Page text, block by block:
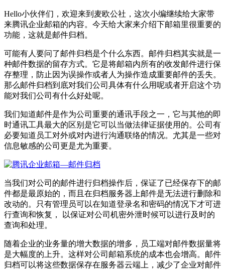
Hello小伙伴们，欢迎来到麦欧公社，这次小编继续给大家带
来腾讯企业邮箱的内容。今天给大家来介绍下邮箱里很重要的
功能，这就是邮件归档。
可能有人要问了邮件归档是个什么东西。邮件归档其实就是一
种邮件数据的留存方式。它是将邮箱内所有的收发邮件进行保
存整理，防止因为误操作或者人为操作造成重要邮件的丢失。
那么邮件归档到底对我们公司具体有什么用呢或者开启这个功
能对我们公司有什么好处呢。
我们知道邮件是作为公司重要的通讯手段之一，它与其他的即
时通讯工具最大的区别是它可以当做法律证据使用的。公司有
必要知道员工对外或对内进行沟通联络的情况。尤其是一些对
信息敏感的公司更是尤为重要。
当我们对公司的邮件进行归档操作后，保证了已经保存下的邮
件都是最原始的，而且在归档服务器上邮件是无法进行删除和
改动的。只有管理员可以在知道登录名和密码的情况下才可进
行查询和恢复， 以保证对公司机密外泄时候可以进行及时的
查询和处理。
随着企业的业务量的增大数据的增多，员工端对邮件数据量将
是大幅度的上升。这样对公司邮箱系统的成本也会增高。邮件
归档可以将这些数据保存在服务器云端上，减少了企业对邮件